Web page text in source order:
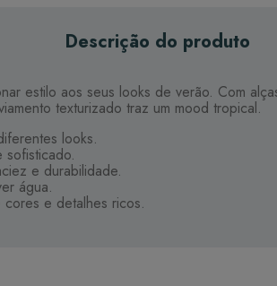
Descrição do produto
estilo aos seus looks de verão. Com
texturizado traz um mood tropical.
looks.
sofisticado.
e durabilidade.
água.
cores e detalhes ricos.